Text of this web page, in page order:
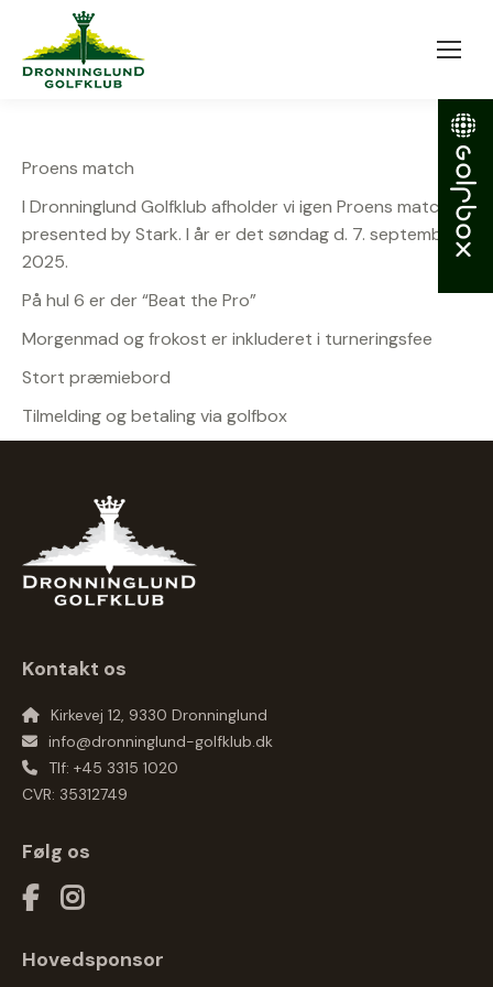
Proens match
I Dronninglund Golfklub afholder vi igen Proens match –
presented by Stark. I år er det søndag d. 7. september
2025.
På hul 6 er der “Beat the Pro”
Morgenmad og frokost er inkluderet i turneringsfee
Stort præmiebord
Tilmelding og betaling via golfbox
Kontakt os
Kirkevej 12, 9330 Dronninglund
info@dronninglund-golfklub.dk
Tlf: +45 3315 1020
CVR: 35312749
Følg os
Hovedsponsor